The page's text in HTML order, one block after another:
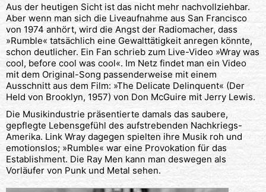
Aus der heutigen Sicht ist das nicht mehr nachvollziehbar.
Aber wenn man sich die Liveaufnahme aus San Francisco
von 1974 anhört, wird die Angst der Radiomacher, dass
»Rumble« tatsächlich eine Gewalttätigkeit anregen könnte,
schon deutlicher. Ein Fan schrieb zum Live-Video »Wray was
cool, before cool was cool«. Im Netz findet man ein Video
mit dem Original-Song passenderweise mit einem
Ausschnitt aus dem Film: »The Delicate Delinquent« (Der
Held von Brooklyn, 1957) von Don McGuire mit Jerry Lewis.
Die Musikindustrie präsentierte damals das saubere,
gepflegte Lebensgefühl des aufstrebenden Nachkriegs-
Amerika. Link Wray dagegen spielten ihre Musik roh und
emotionslos; »Rumble« war eine Provokation für das
Establishment. Die Ray Men kann man deswegen als
Vorläufer von Punk und Metal sehen.